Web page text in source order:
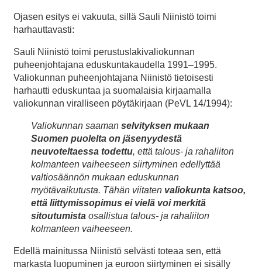
Ojasen esitys ei vakuuta, sillä Sauli Niinistö toimi
harhauttavasti:
Sauli Niinistö toimi perustuslakivaliokunnan
puheenjohtajana eduskuntakaudella 1991–1995.
Valiokunnan puheenjohtajana Niinistö tietoisesti
harhautti eduskuntaa ja suomalaisia kirjaamalla
valiokunnan viralliseen pöytäkirjaan (PeVL 14/1994):
Valiokunnan saaman selvityksen mukaan
Suomen puolelta on jäsenyydestä
neuvoteltaessa todettu, että talous- ja rahaliiton
kolmanteen vaiheeseen siirtyminen edellyttää
valtiosäännön mukaan eduskunnan
myötävaikutusta. Tähän viitaten valiokunta katsoo,
että liittymissopimus ei vielä voi merkitä
sitoutumista osallistua talous- ja rahaliiton
kolmanteen vaiheeseen.
Edellä mainitussa Niinistö selvästi toteaa sen, että
markasta luopuminen ja euroon siirtyminen ei sisälly